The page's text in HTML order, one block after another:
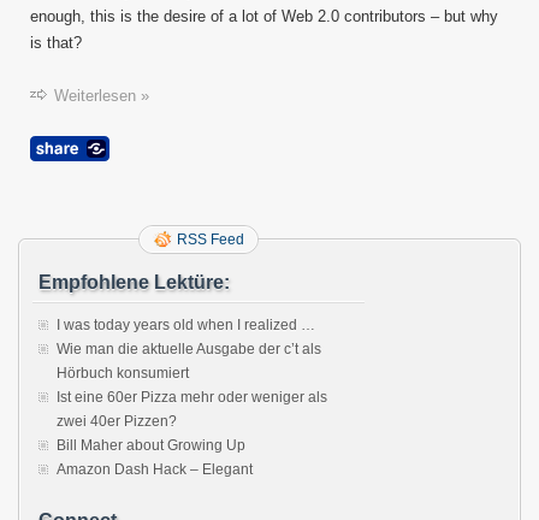
enough, this is the desire of a lot of Web 2.0 contributors – but why
is that?
Weiterlesen »
RSS Feed
Empfohlene Lektüre:
I was today years old when I realized …
Wie man die aktuelle Ausgabe der c’t als
Hörbuch konsumiert
Ist eine 60er Pizza mehr oder weniger als
zwei 40er Pizzen?
Bill Maher about Growing Up
Amazon Dash Hack – Elegant